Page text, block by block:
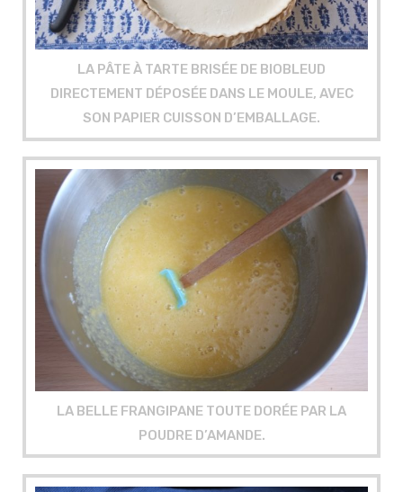
LA PÂTE À TARTE BRISÉE DE BIOBLEUD
DIRECTEMENT DÉPOSÉE DANS LE MOULE, AVEC
SON PAPIER CUISSON D’EMBALLAGE.
LA BELLE FRANGIPANE TOUTE DORÉE PAR LA
POUDRE D’AMANDE.